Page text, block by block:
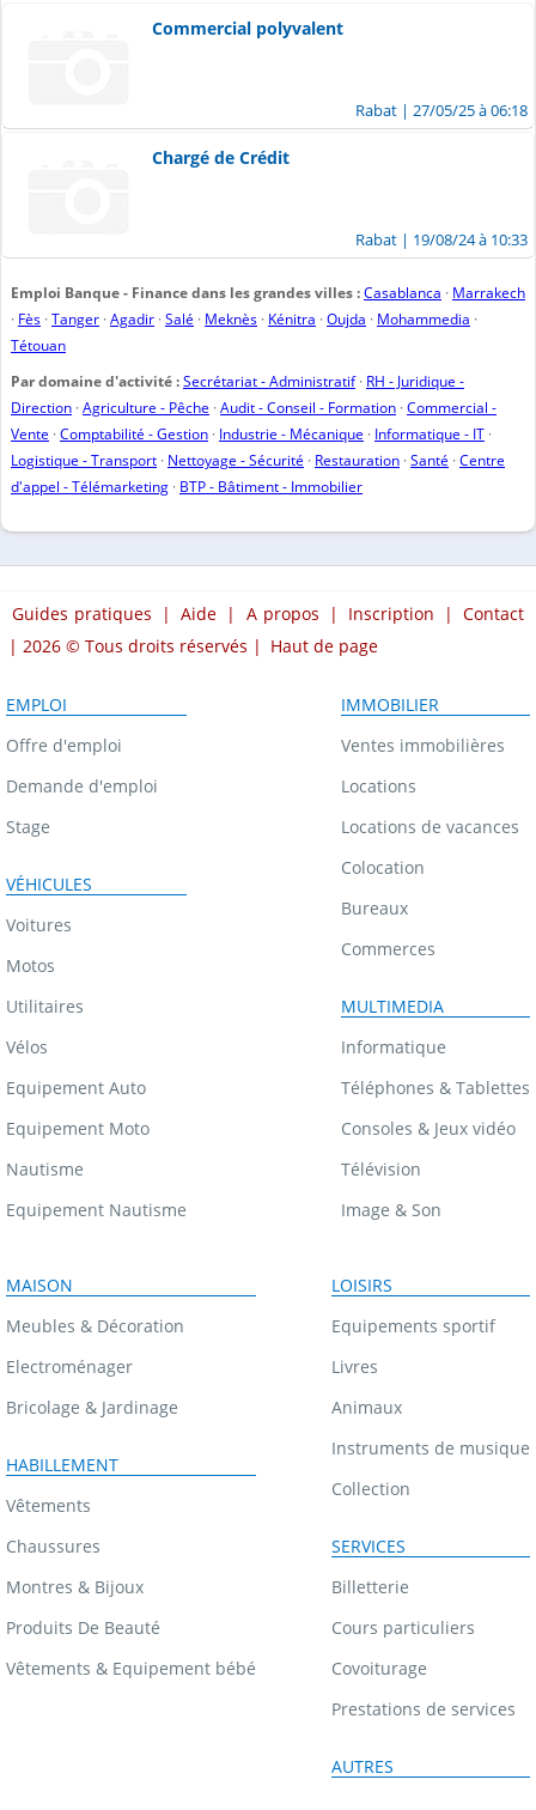
Commercial polyvalent
Rabat | 27/05/25 à 06:18
Chargé de Crédit
Rabat | 19/08/24 à 10:33
Emploi Banque - Finance dans les grandes villes :Casablanca · Marrakech
· Fès ·Tanger ·Agadir ·Salé · Meknès · Kénitra ·Oujda · Mohammedia ·
Tétouan
Par domaine d'activité :Secrétariat - Administratif· RH - Juridique -
Direction ·Agriculture - Pêche ·Audit - Conseil - Formation ·Commercial -
Vente ·Comptabilité - Gestion · Industrie - Mécanique · Informatique - IT ·
Logistique - Transport · Nettoyage - Sécurité · Restauration ·Santé ·Centre
d'appel - Télémarketing · BTP - Bâtiment - Immobilier
Guides pratiques | Aide | A propos | Inscription | Contact
| 2026 © Tous droits réservés | Haut de page
EMPLOI
Offre d'emploi
Demande d'emploi
Stage
VÉHICULES
Voitures
Motos
Utilitaires
Vélos
Equipement Auto
Equipement Moto
Nautisme
Equipement Nautisme
IMMOBILIER
Ventes immobilières
Locations
Locations de vacances
Colocation
Bureaux
Commerces
MULTIMEDIA
Informatique
Téléphones & Tablettes
Consoles & Jeux vidéo
Télévision
Image & Son
MAISON
Meubles & Décoration
Electroménager
Bricolage & Jardinage
HABILLEMENT
Vêtements
Chaussures
Montres & Bijoux
Produits De Beauté
Vêtements & Equipement bébé
LOISIRS
Equipements sportif
Livres
Animaux
Instruments de musique
Collection
SERVICES
Billetterie
Cours particuliers
Covoiturage
Prestations de services
AUTRES